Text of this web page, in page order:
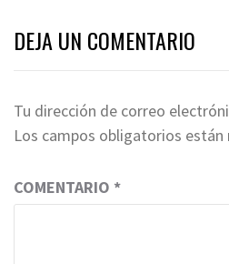
DEJA UN COMENTARIO
Tu dirección de correo
Los campos obligatorios están
COMENTARIO *